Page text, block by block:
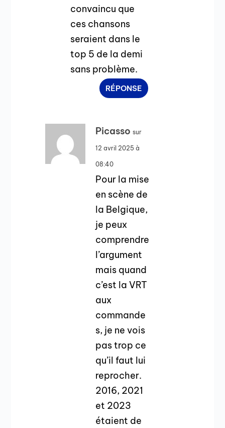
convaincu que
ces chansons
seraient dans le
top 5 de la demi
sans problème.
RÉPONSE
Picasso sur
12 avril 2025 à
08:40
Pour la mise
en scène de
la Belgique,
je peux
comprendre
l’argument
mais quand
c’est la VRT
aux
commande
s, je ne vois
pas trop ce
qu’il faut lui
reprocher.
2016, 2021
et 2023
étaient de